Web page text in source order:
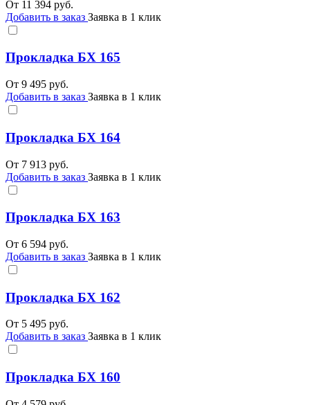
От 11 394 руб.
Добавить в заказ Заявка в 1 клик
Прокладка БХ 165
От 9 495 руб.
Добавить в заказ Заявка в 1 клик
Прокладка БХ 164
От 7 913 руб.
Добавить в заказ Заявка в 1 клик
Прокладка БХ 163
От 6 594 руб.
Добавить в заказ Заявка в 1 клик
Прокладка БХ 162
От 5 495 руб.
Добавить в заказ Заявка в 1 клик
Прокладка БХ 160